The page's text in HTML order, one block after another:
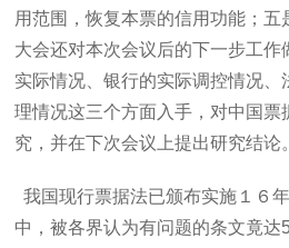
用范围，恢复本票的信用功能；五
大会还对本次会议后的下一步工作
实际情况、银行的实际调控情况、
理情况这三个方面入手，对中国票
究，并在下次会议上提出研究结论。
我国现行票据法已颁布实施１６
中，被各界认为有问题的条文竟达